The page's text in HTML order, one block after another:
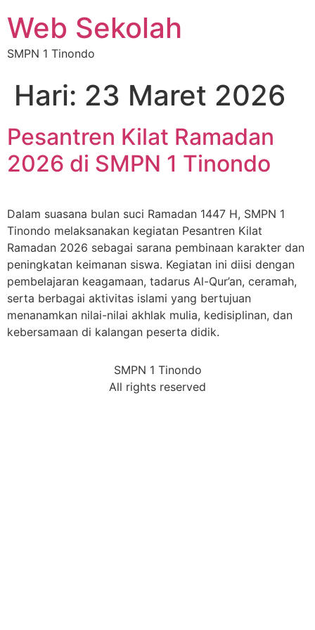
Web Sekolah
SMPN 1 Tinondo
Hari: 23 Maret 2026
Pesantren Kilat Ramadan
2026 di SMPN 1 Tinondo
Dalam suasana bulan suci Ramadan 1447 H, SMPN 1
Tinondo melaksanakan kegiatan Pesantren Kilat
Ramadan 2026 sebagai sarana pembinaan karakter dan
peningkatan keimanan siswa. Kegiatan ini diisi dengan
pembelajaran keagamaan, tadarus Al-Qur’an, ceramah,
serta berbagai aktivitas islami yang bertujuan
menanamkan nilai-nilai akhlak mulia, kedisiplinan, dan
kebersamaan di kalangan peserta didik.
SMPN 1 Tinondo
All rights reserved